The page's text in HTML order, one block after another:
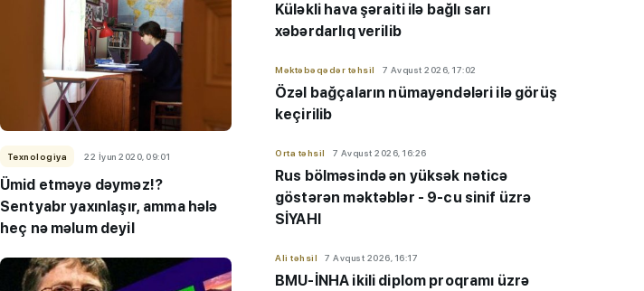
Texnologiya 22 İyun 2020, 09:01
Ümid etməyə dəyməz!?
Sentyabr yaxınlaşır, amma hələ
heç nə məlum deyil
Küləkli hava şəraiti ilə bağlı sarı
xəbərdarlıq verilib
Məktəbəqədər təhsil 7 Avqust 2026, 17:02
Özəl bağçaların nümayəndələri ilə görüş
keçirilib
Orta təhsil 7 Avqust 2026, 16:26
Rus bölməsində ən yüksək nəticə
göstərən məktəblər - 9-cu sinif üzrə
SİYAHI
Ali təhsil 7 Avqust 2026, 16:17
BMU-İNHA ikili diplom proqramı üzrə